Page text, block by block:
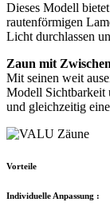
Dieses Modell
rautenförmigen
Licht durchlassen
Zaun mit
Mit seinen weit
Modell Sichtbarkeit
und gleichzeitig
Vorteile
Individuelle Anpassung :